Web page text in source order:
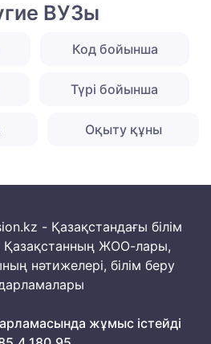
ВУЗы
Код бойынша
Түрі бойынша
Оқыту құны
- Қазақстандағы білім
Қазақстанның ЖОО-лары,
нәтижелері, білім беру
жұмыс істейді